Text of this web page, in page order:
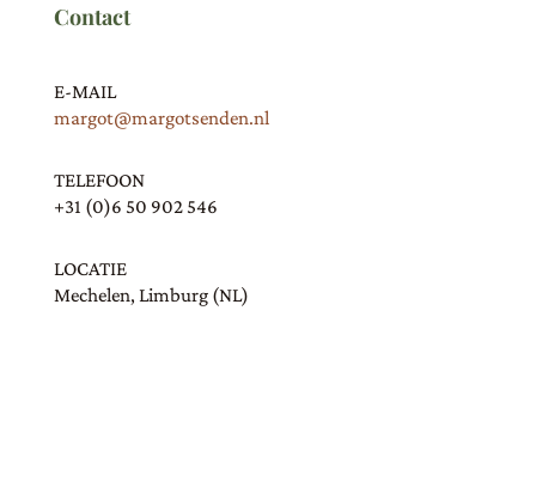
Contact
E-MAIL
margot@margotsenden.nl
TELEFOON
+31 (0)6 50 902 546
LOCATIE
Mechelen, Limburg (NL)